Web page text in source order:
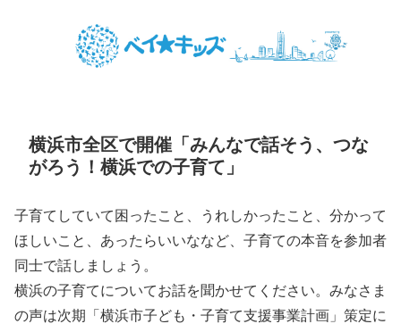
横浜市全区で開催「みんなで話そう、つな
がろう！横浜での子育て」
子育てしていて困ったこと、うれしかったこと、分かって
ほしいこと、あったらいいななど、子育ての本音を参加者
同士で話しましょう。
横浜の子育てについてお話を聞かせてください。みなさま
の声は次期「横浜市子ども・子育て支援事業計画」策定に